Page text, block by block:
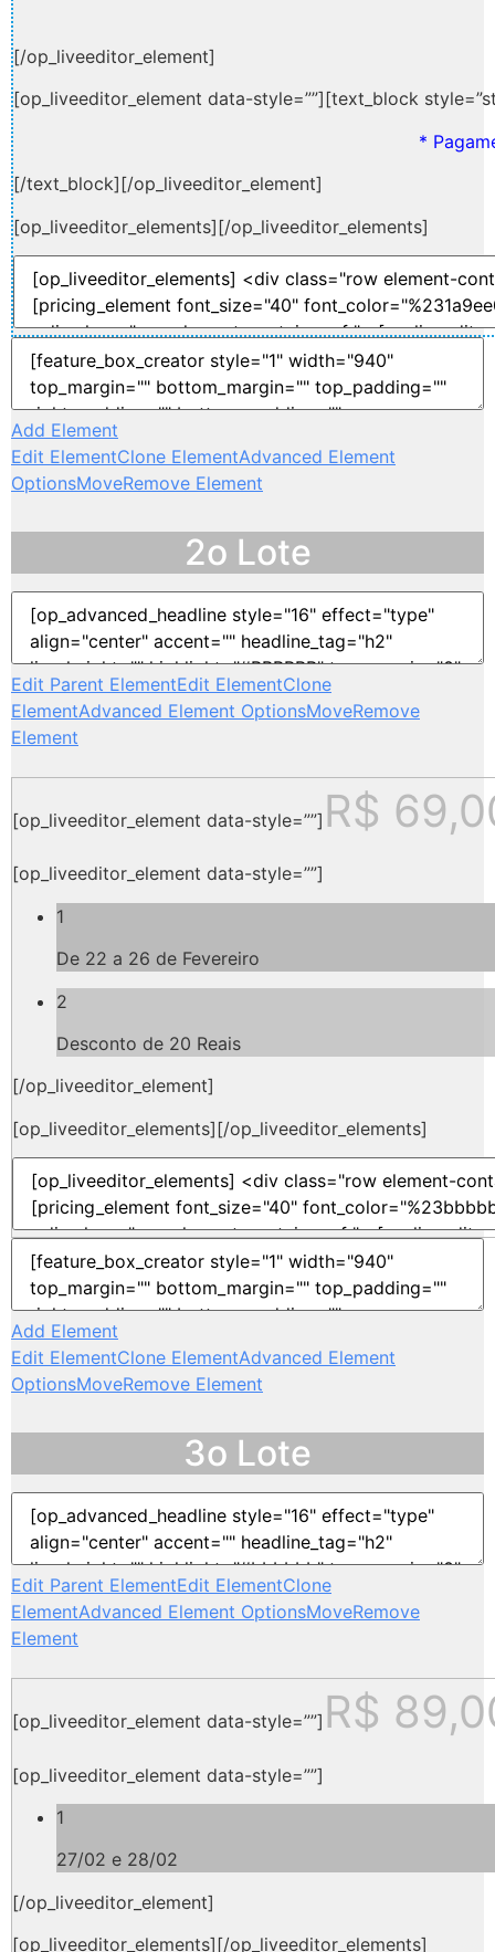
[/op_liveeditor_element]
[op_liveeditor_element data-style=””][text_block
*
[/text_block][/op_liveeditor_element]
[op_liveeditor_elements][/op_liveeditor_elements]
Add Element
Edit ElementClone ElementAdvanced Element
OptionsMoveRemove Element
2o Lote
Edit Parent ElementEdit ElementClone
ElementAdvanced Element OptionsMoveRemove
Element
[op_liveeditor_element data-style=””] R$
[op_liveeditor_element data-style=””]
1
De 22 a 26 de Fevereiro
2
Desconto de 20 Reais
[/op_liveeditor_element]
[op_liveeditor_elements][/op_liveeditor_elements]
Add Element
Edit ElementClone ElementAdvanced Element
OptionsMoveRemove Element
3o Lote
Edit Parent ElementEdit ElementClone
ElementAdvanced Element OptionsMoveRemove
Element
[op_liveeditor_element data-style=””] R$
[op_liveeditor_element data-style=””]
1
27/02 e 28/02
[/op_liveeditor_element]
[op_liveeditor_elements][/op_liveeditor_elements]